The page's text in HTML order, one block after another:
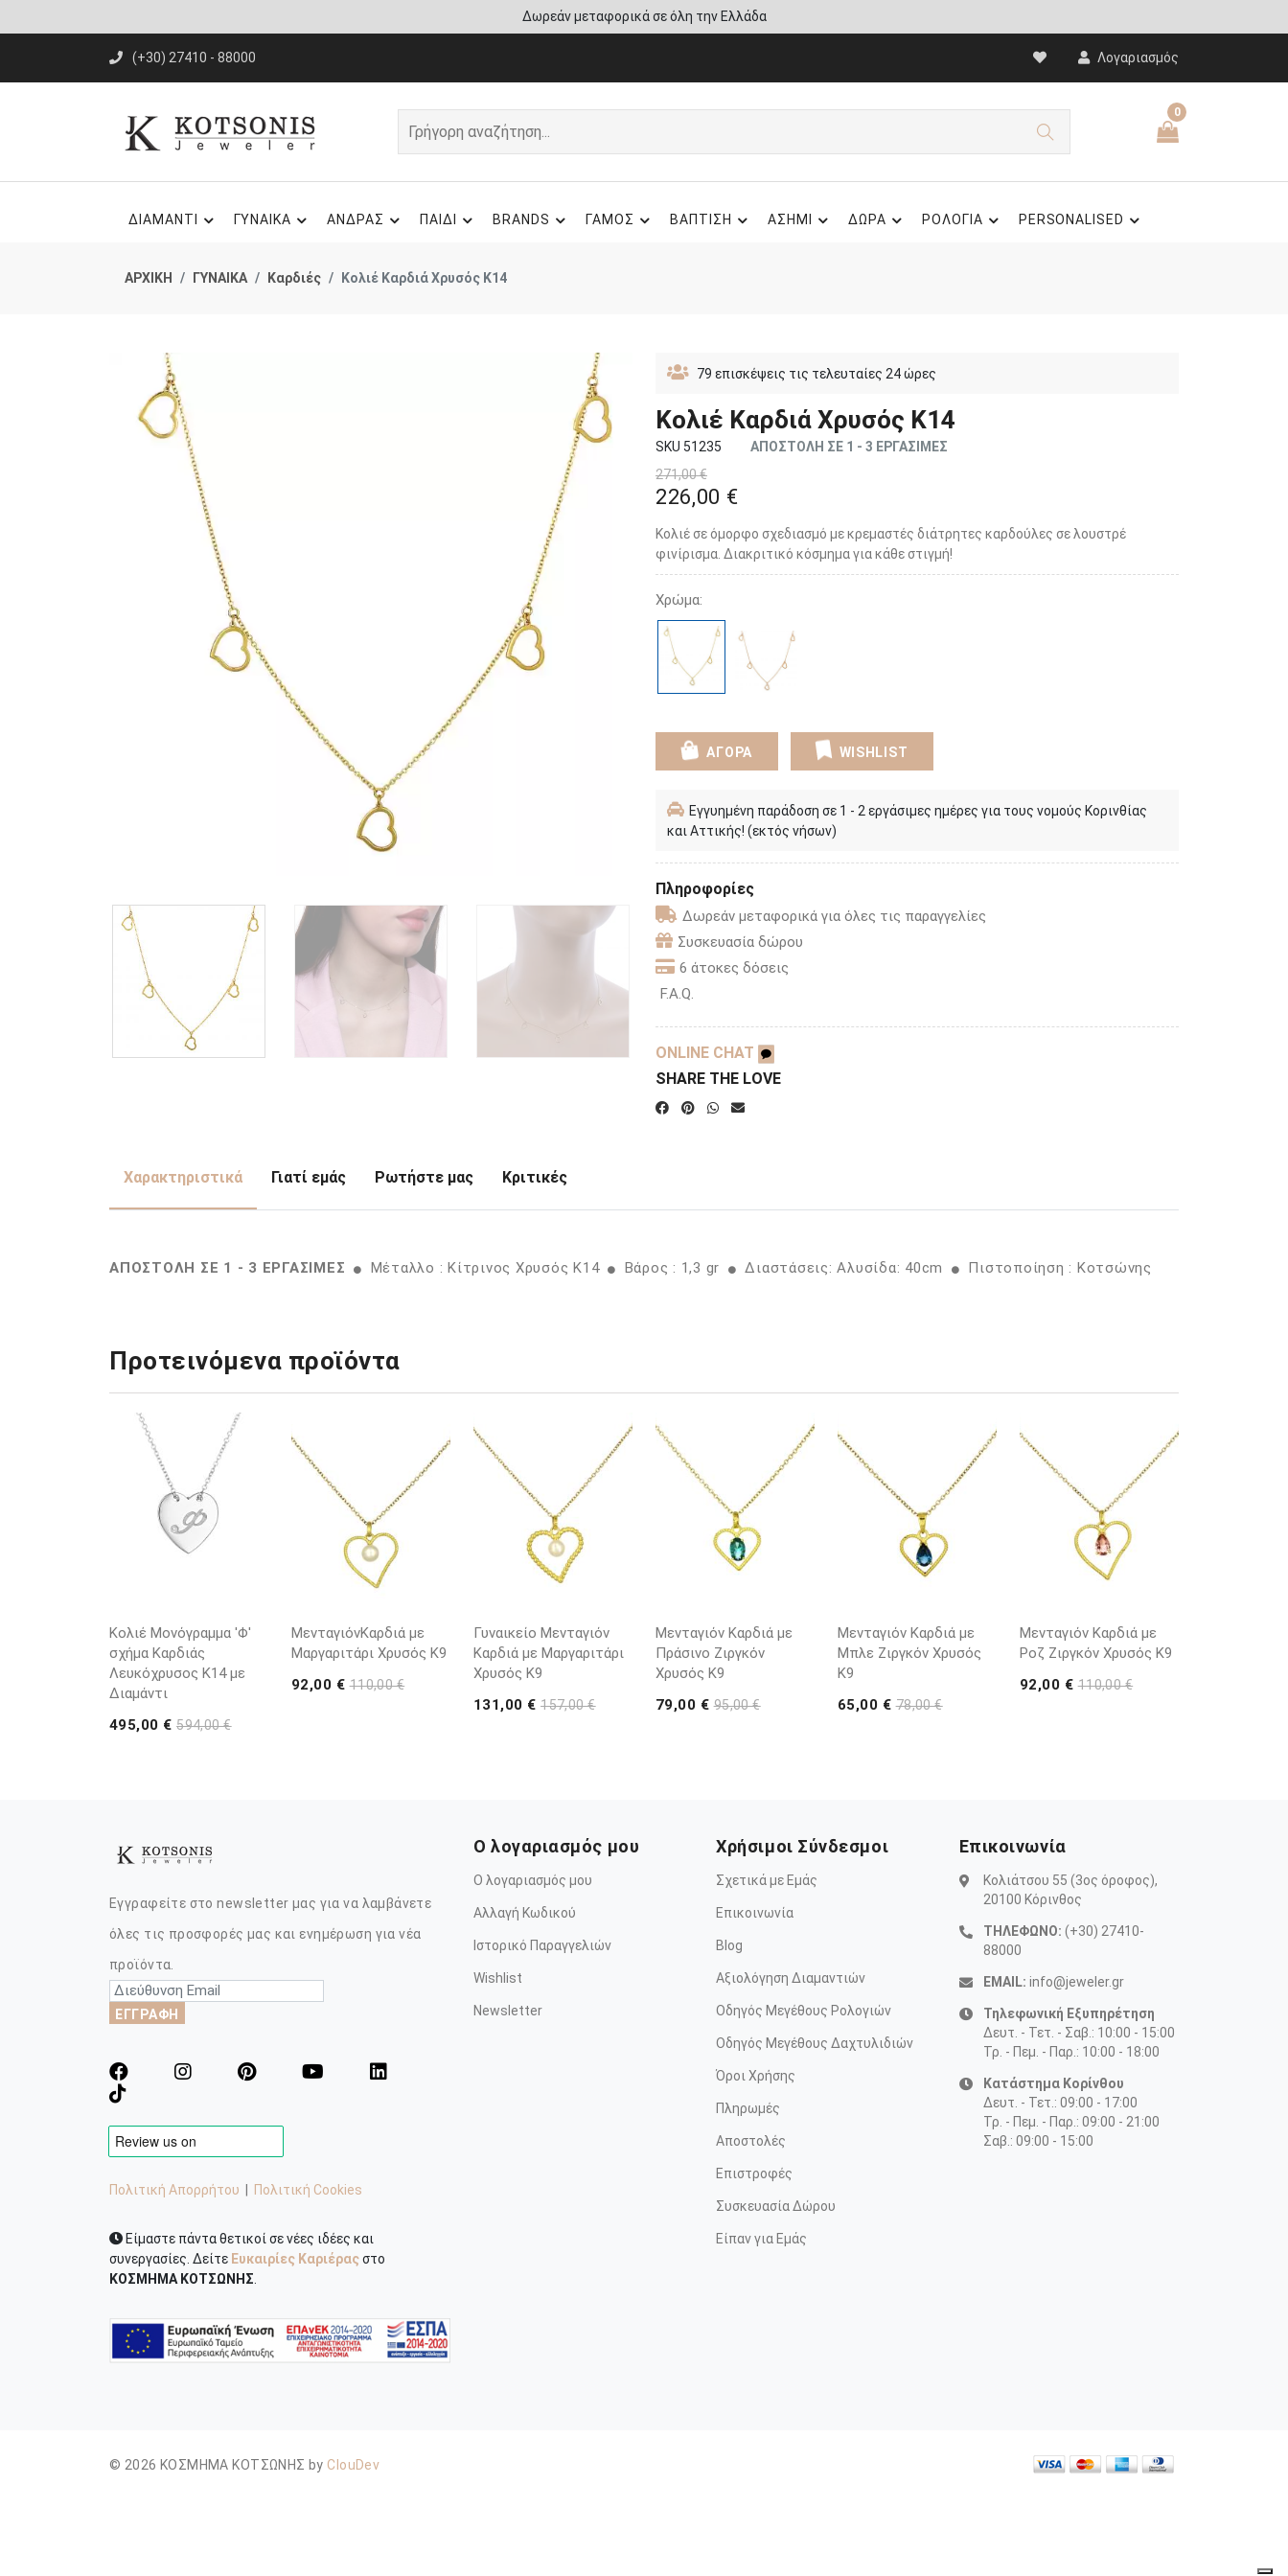
Άμεση παράδοση - Δικαίωμα επιστροφής
(+30) 27410 - 88000 Λογαριασμός
0
ΔΙΑΜΑΝΤΙ ΓΥΝΑΙΚΑ ΑΝΔΡΑΣ ΠΑΙΔΙ BRANDS ΓΑΜΟΣ ΒΑΠΤΙΣΗ ΑΣΗΜΙ ΔΩΡΑ ΡΟΛΟΓΙΑ PERSONALISED
ΑΡΧΙΚΗ ΓΥΝΑΙΚΑ Καρδιές Κολιέ Καρδιά Χρυσός Κ14
79 επισκέψεις τις τελευταίες 24 ώρες
Κολιέ Καρδιά Χρυσός Κ14
SKU 51235
ΑΠΟΣΤΟΛΗ ΣΕ 1 - 3 ΕΡΓΑΣΙΜΕΣ
271,00 €
226,00 €
Κολιέ σε όμορφο σχεδιασμό με κρεμαστές διάτρητες καρδούλες σε λουστρέ
φινίρισμα. Διακριτικό κόσμημα για κάθε στιγμή!
Χρώμα:
ΑΓΟΡΑ WISHLIST
Εγγυημένη παράδοση σε 1 - 2 εργάσιμες ημέρες για τους νομούς Κορινθίας
και Αττικής! (εκτός νήσων)
Πληροφορίες
Δωρεάν μεταφορικά για όλες τις παραγγελίες
Συσκευασία δώρου
6 άτοκες δόσεις
F.A.Q.
ONLINE CHAT
SHARE THE LOVE
Χαρακτηριστικά Γιατί εμάς Ρωτήστε μας Κριτικές
ΑΠΟΣΤΟΛΗ ΣΕ 1 - 3 ΕΡΓΑΣΙΜΕΣ Μέταλλο : Κίτρινος Χρυσός K14 Βάρος : 1,3 gr Διαστάσεις: Αλυσίδα: 40cm Πιστοποίηση : Κοτσώνης
Προτεινόμενα προϊόντα
Κολιέ Μονόγραμμα 'Φ'
σχήμα Καρδιάς
Λευκόχρυσος K14 με
Διαμάντι
495,00 €594,00 €
ΜενταγιόνΚαρδιά με
Μαργαριτάρι Χρυσός K9
92,00 €110,00 €
Γυναικείο Μενταγιόν
Καρδιά με Μαργαριτάρι
Χρυσός K9
131,00 €157,00 €
Μενταγιόν Καρδιά με
Πράσινο Ζιργκόν
Χρυσός K9
79,00 €95,00 €
Μενταγιόν Καρδιά με
Μπλε Ζιργκόν Χρυσός
K9
65,00 €78,00 €
Μενταγιόν Καρδιά με
Ροζ Ζιργκόν Χρυσός K9
92,00 €110,00 €
Εγγραφείτε στο newsletter μας για να λαμβάνετε
όλες τις προσφορές μας και ενημέρωση για νέα
προϊόντα.
ΕΓΓΡΑΦΗ
Πολιτική Απορρήτου Πολιτική Cookies
Είμαστε πάντα θετικοί σε νέες ιδέες και
συνεργασίες. Δείτε Ευκαιρίες Καριέραςστο
ΚΟΣΜΗΜΑ ΚΟΤΣΩΝΗΣ
Ο λογαριασμός μου
Ο λογαριασμός μου
Αλλαγή Κωδικού
Ιστορικό Παραγγελιών
Wishlist
Newsletter
Χρήσιμοι Σύνδεσμοι
Σχετικά με Εμάς
Επικοινωνία
Blog
Αξιολόγηση Διαμαντιών
Οδηγός Μεγέθους Ρολογιών
Οδηγός Μεγέθους Δαχτυλιδιών
Όροι Χρήσης
Πληρωμές
Αποστολές
Επιστροφές
Συσκευασία Δώρου
Είπαν για Εμάς
Επικοινωνία
Κολιάτσου 55 (3ος όροφος),
20100 Κόρινθος
ΤΗΛΕΦΩΝΟ: (+30) 27410-
88000
EMAIL: info@jeweler.gr
Τηλεφωνική Εξυπηρέτηση
Δευτ. - Τετ. - Σαβ.: 10:00 - 15:00
Τρ. - Πεμ. - Παρ.: 10:00 - 18:00
Κατάστημα Κορίνθου
Δευτ. - Τετ.: 09:00 - 17:00
Τρ. - Πεμ. - Παρ.: 09:00 - 21:00
Σαβ.: 09:00 - 15:00
© 2026 ΚΟΣΜΗΜΑ ΚΟΤΣΩΝΗΣ by ClouDev